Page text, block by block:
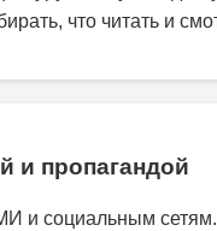
что читать и
и пропагандой
и социальным